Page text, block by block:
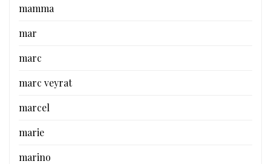
mamma
mar
marc
marc veyrat
marcel
marie
marino